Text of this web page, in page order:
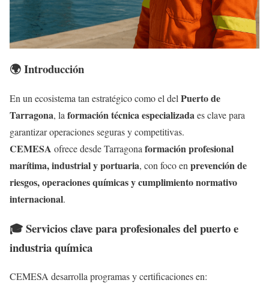
🌍 Introducción
En un ecosistema tan estratégico como el del Puerto de
Tarragona, la formación técnica especializadaes clave para
garantizar operaciones seguras y competitivas.
CEMESA ofrece desde Tarragona formación profesional
marítima, industrial y portuaria, con foco en prevención de
riesgos, operaciones químicas y cumplimiento normativo
internacional.
🎓 Servicios clave para profesionales del puerto e
industria química
CEMESA desarrolla programas y certificaciones en: